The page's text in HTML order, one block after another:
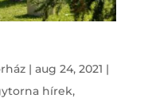
| aug 24, 2021 |
hírek,